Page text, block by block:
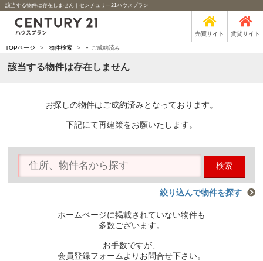
該当する物件は存在しません｜センチュリー21ハウスプラン
売買サイト 賃貸サイト
TOPページ > 物件検索 > - ご成約済み
該当する物件は存在しません
お探しの物件はご成約済みとなっております。
下記にて再建策をお願いたします。
検索
絞り込んで物件を探す
ホームページに掲載されていない物件も
多数ございます。
お手数ですが、
会員登録フォームよりお問合せ下さい。